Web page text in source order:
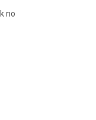
no